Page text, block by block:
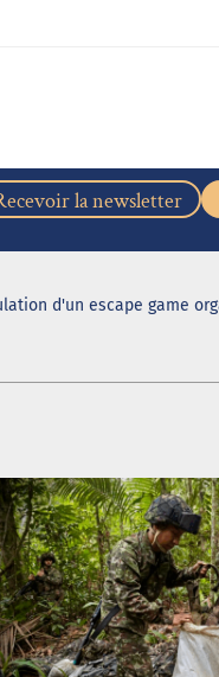
la newsletter
d'un escape game